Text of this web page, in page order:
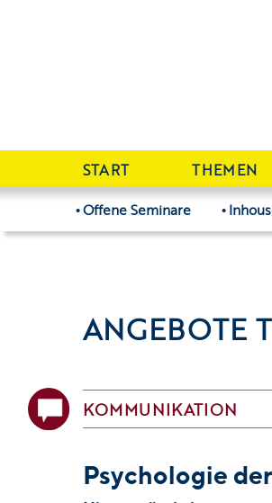
START THEMEN
Offene Seminare
ANGEBOTE
KOMMUNIKATION
Psychologie